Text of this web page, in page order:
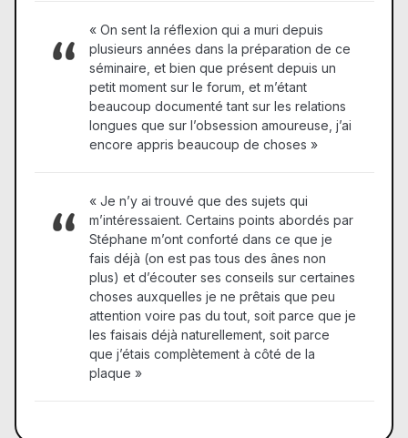
« On sent la réflexion qui a muri depuis
plusieurs années dans la préparation de ce
séminaire, et bien que présent depuis un
petit moment sur le forum, et m’étant
beaucoup documenté tant sur les relations
longues que sur l’obsession amoureuse, j’ai
encore appris beaucoup de choses »
« Je n’y ai trouvé que des sujets qui
m’intéressaient. Certains points abordés par
Stéphane m’ont conforté dans ce que je
fais déjà (on est pas tous des ânes non
plus) et d’écouter ses conseils sur certaines
choses auxquelles je ne prêtais que peu
attention voire pas du tout, soit parce que je
les faisais déjà naturellement, soit parce
que j’étais complètement à côté de la
plaque »